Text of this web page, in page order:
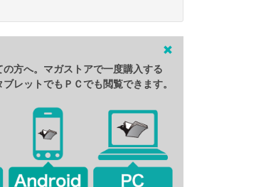
の方へ。マガストアで一度購入する
レットでもＰＣでも閲覧できます。